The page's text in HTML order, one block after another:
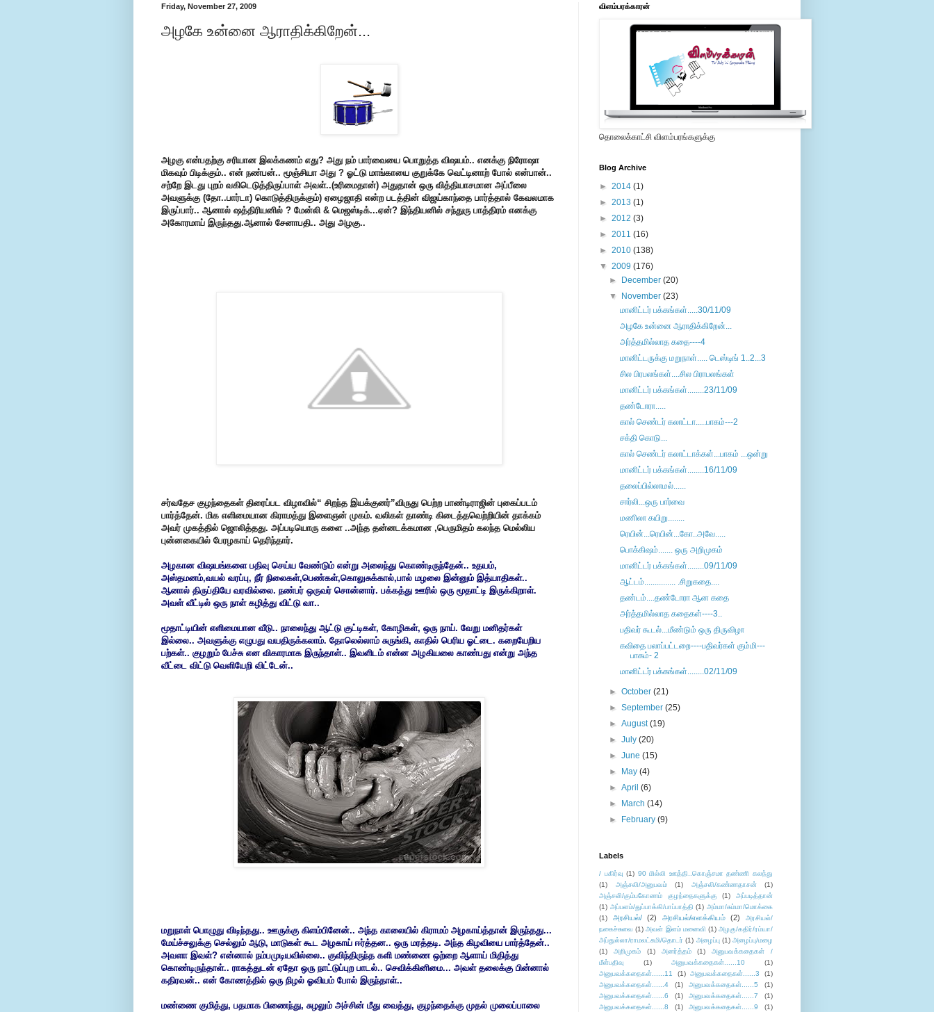
Friday, November 27, 2009
அழகே உன்னை ஆராதிக்கிறேன்...
அழகு என்பதற்கு சரியான இலக்கணம் எது? அது நம் பார்வையை பொறுத்த விஷயம்.. எனக்கு நிரோஷா
மிகவும் பிடிக்கும்.. என் நண்பன்.. மூஞ்சியா அது ? ஓட்டு மாங்காயை குறுக்கே வெட்டினாற் போல் என்பான்..
சற்றே இடது புறம் வகிடெடுத்திருப்பாள் அவள்..(உரிமைதான்) அதுதான் ஒரு வித்தியாசமான அப்பீலை
அவளுக்கு (தோ..பார்டா) கொடுத்திருக்கும்) ஏழைஜாதி என்ற படத்தின் விஜய்காந்தை பார்த்தால் கேவலமாக
இருப்பார்.. ஆனால் ஷத்திரியனில் ? மேன்லி & மெஜஸ்டிக்...ஏன்? இந்தியனில் சந்துரு பாத்திரம் எனக்கு
அகோரமாய் இருந்தது.ஆனால் சேனாபதி.. அது அழகு..
சர்வதேச குழந்தைகள் திரைப்பட விழாவில்“ சிறந்த இயக்குனர்”விருது பெற்ற பாண்டிராஜின் புகைப்படம்
பார்த்தேன். மிக எளிமையான கிராமத்து இளைஞன் முகம். வலிகள் தாண்டி கிடைத்தவெற்றியின் தாக்கம்
அவர் முகத்தில் ஜொலித்தது. அப்படியொரு களை ..அந்த தன்னடக்கமான ,பெருமிதம் கலந்த மெல்லிய
புன்னகையில் பேரழகாய் தெரிந்தார்.
அழகான விஷயங்களை பதிவு செய்ய வேண்டும் என்று அலைந்து கொண்டிருந்தேன்.. உதயம்,
அஸ்தமனம்,வயல் வரப்பு, நீர் நிலைகள்,பெண்கள்,கொலுசுக்கால்,பால் மழலை இன்னும் இத்யாதிகள்..
ஆனால் திருப்தியே வரவில்லை. நண்பர் ஒருவர் சொன்னார். பக்கத்து ஊரில் ஒரு மூதாட்டி இருக்கிறாள்.
அவள் வீட்டில் ஒரு நாள் கழித்து விட்டு வா..
மூதாட்டியின் எளிமையான வீடு.. நாலைந்து ஆட்டு குட்டிகள், கோழிகள், ஒரு நாய். வேறு மனிதர்கள்
இல்லை.. அவளுக்கு எழுபது வயதிருக்கலாம். தோலெல்லாம் சுருங்கி, காதில் பெரிய ஓட்டை. கறையேறிய
பற்கள்.. குழறும் பேச்சு என விகாரமாக இருந்தாள்.. இவளிடம் என்ன அழகியலை காண்பது என்று அந்த
வீட்டை விட்டு வெளியேறி விட்டேன்..
மறுநாள் பொழுது விடிந்தது.. ஊருக்கு கிளம்பினேன்.. அந்த காலையில் கிராமம் அழகாய்த்தான் இருந்தது...
மேய்ச்சலுக்கு செல்லும் ஆடு, மாடுகள் கூட அழகாய் ஈர்த்தன.. ஒரு மரத்தடி. அந்த கிழவியை பார்த்தேன்..
அவளா இவள்? என்னால் நம்பமுடியவில்லை.. குவிந்திருந்த களி மண்ணை ஒற்றை ஆளாய் மிதித்து
கொண்டிருந்தாள்.. ராகத்துடன் ஏதோ ஒரு நாட்டுப்புற பாடல்.. செவிக்கினிமை... அவள் தலைக்கு பின்னால்
கதிரவன்.. என் கோணத்தில் ஒரு நிழல் ஓவியம் போல் இருந்தாள்..
மண்ணை குமித்து, பதமாக பிணைந்து, சுழலும் அச்சின் மீது வைத்து, குழந்தைக்கு முதல் முலைப்பாலை
விளம்பரக்காரன்
தொலைக்காட்சி விளம்பரங்களுக்கு
Blog Archive
► 2014 (1)
► 2013 (1)
► 2012 (3)
► 2011 (16)
► 2010 (138)
▼ 2009 (176)
►
December(20)
▼
November(23)
மானிட்டர் பக்கங்கள்.....30/11/09
அழகே உன்னை ஆராதிக்கிறேன்...
அர்த்தமில்லாத கதை----4
மானிட்டருக்கு மறுநாள்..... டெஸ்டிங் 1..2...3
சில பிரபலங்கள்....சில பிராபலங்கள்
மானிட்டர் பக்கங்கள்........23/11/09
தண்டோரா.....
கால் செண்டர் கலாட்டா.....பாகம்---2
சக்தி கொடு...
கால் செண்டர் கலாட்டாக்கள்...பாகம் ...ஒன்று
மானிட்டர் பக்கங்கள்........16/11/09
தலைப்பில்லாமல்......
சார்லி...ஒரு பார்வை
மணிலா கயிறு........
ரெயின்...ரெயின்...கோ..அவே.....
பொக்கிஷம்....... ஒரு அறிமுகம்
மானிட்டர் பக்கங்கள்........09/11/09
ஆட்டம்............... .சிறுகதை....
தண்டம்....தண்டோரா ஆன கதை
அர்த்தமில்லாத கதைகள்----3..
பதிவர் கூடல்...மீண்டும் ஒரு திருவிழா
கவிதை பலாப்பட்டறை----பதிவர்கள் கும்மி---
பாகம்- 2
மானிட்டர் பக்கங்கள்........02/11/09
►October(21)
►September(25)
►August(19)
►July(20)
►June(15)
►
May(4)
►April(6)
►
March(14)
►
February(9)
Labels
/ பகிர்வு (1) 90 மில்லி ஊத்தி..கொஞ்சமா தண்ணி கலந்து
(1)
அஞ்சலி/அனுபவம் (1) அஞ்சலி/கண்ணதாசன்
(1)
அஞ்சலி/கும்பகோணம் குழந்தைகளுக்கு
(1)
அப்படித்தான்
(1) அப்பளம்/துப்பாக்கி/பாப்பாத்தி (1) அம்மா/சும்மா/மொக்கை
(1)
அரசியல்/ (2) அரசியல்/எளக்கியம் (2)
அரசியல்/
நகைச்சுவை (1) அவள் இளம் மனைவி (1) அழகு/கதிர்/ரம்யா/
அப்துல்லா/ராமலட்சுமி/தொடர் (1) அழைப்பு (1) அழைப்பு/மழை
(1)
அறிமுகம் (1) அனர்த்தம் (1)
அனுபவக்கதைகள் /
மீள்பதிவு
(1) அனுபவக்கதைகள்......10
(1)
அனுபவக்கதைகள்......11
(1) அனுபவக்கதைகள்......3
(1)
அனுபவக்கதைகள்......4
(1) அனுபவக்கதைகள்......5
(1)
அனுபவக்கதைகள்......6
(1) அனுபவக்கதைகள்......7
(1)
அனுபவக்கதைகள்......8
(1) அனுபவக்கதைகள்......9
(1)